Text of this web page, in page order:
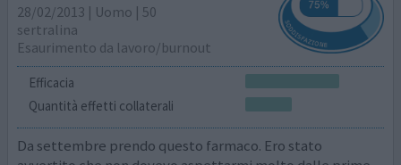
28/02/2013 | Uomo | 50
sertralina
Esaurimento da lavoro/burnout
Efficacia
Quantità effetti collaterali
Da settembre prendo questo farmaco. Ero stato